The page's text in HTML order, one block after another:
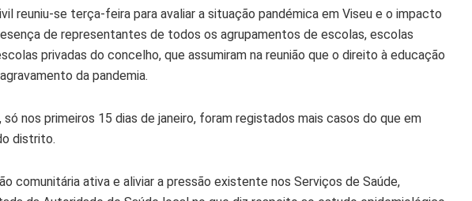
reuniu-se terça-feira para avaliar a situação pandémica em Viseu e o impacto
de representantes de todos os agrupamentos de escolas, escolas
privadas do concelho, que assumiram na reunião que o direito à educação
da pandemia.
só nos primeiros 15 dias de janeiro, foram registados mais casos do que em
distrito.
comunitária ativa e aliviar a pressão existente nos Serviços de Saúde,